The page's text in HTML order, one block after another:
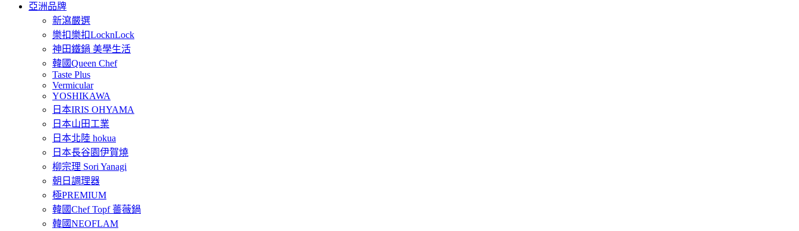
亞洲品牌
新瀉嚴選
樂扣樂扣LocknLock
神田鐵鍋 美學生活
韓國Queen Chef
Taste Plus
Vermicular
YOSHIKAWA
日本IRIS OHYAMA
日本山田工業
日本北陸 hokua
日本長谷園伊賀燒
柳宗理 Sori Yanagi
朝日調理器
極PREMIUM
韓國Chef Topf 薔薇鍋
韓國NEOFLAM